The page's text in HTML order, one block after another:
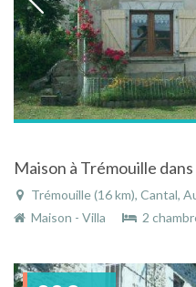
Trémouille (16 km), Cantal,
Maison - Villa
2